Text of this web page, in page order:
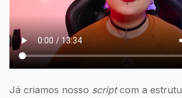
Já criamos nosso scriptcom a